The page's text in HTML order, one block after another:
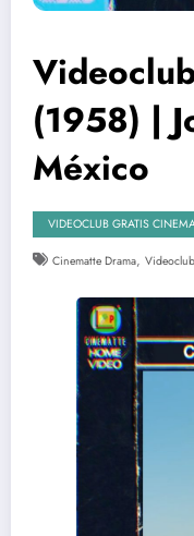
(1958) |
México
VIDEOCLUB GRATIS
Cinematte Drama,